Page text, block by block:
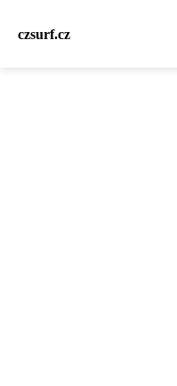
czsurf.cz